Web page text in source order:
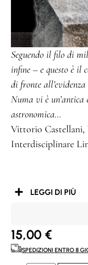
Seguendo il filo di
infine – e questo è il
di fronte
Numa vi è un’antica
astronomica…
Vittorio Castellani,
Interdisciplinare
LEGGI DI PIÙ
15,00 €
SPEDIZIONI ENTRO 8